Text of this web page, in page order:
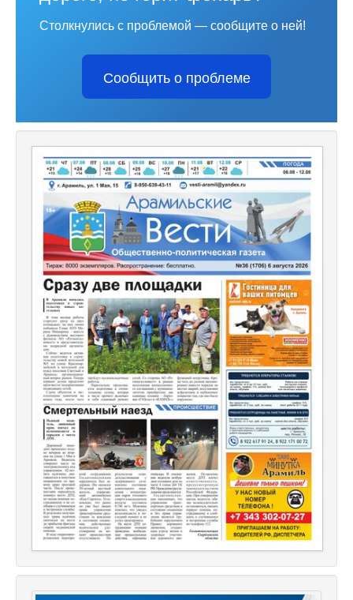
Столкнулись с проблемой — сообщите о ней!
Сообщить о проблеме